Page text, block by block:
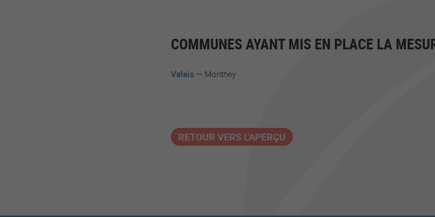
COMMUNES AYANT MIS EN PLACE LA
Valais Monthey
RETOUR VERS L'APERÇU